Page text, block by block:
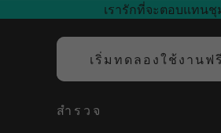
เรารักที่จะตอบแทนชุ
เริ่มทดลองใช้งานฟรี
สำรวจ